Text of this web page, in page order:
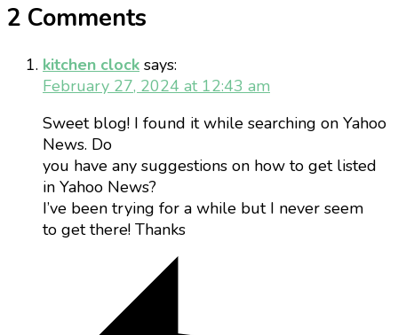
2 Comments
kitchen clock says:
February 27, 2024 at 12:43 am
Sweet blog! I found it while searching on Yahoo
News. Do
you have any suggestions on how to get listed
in Yahoo News?
I’ve been trying for a while but I never seem
to get there! Thanks